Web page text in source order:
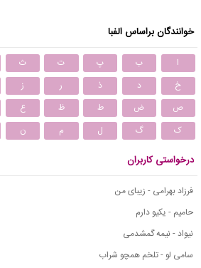
خوانندگان براساس الفبا
ا ب پ ت ث
خ
د ذ ر ز
ص
ض ط ظ ع
ک
گ ل م ن
درخواستی کاربران
فرزاد بهرامی - زیبای من
حامیم - یکیو دارم
نیواد - نیمه گمشدمی
سامی لو - تلخم همچو شراب